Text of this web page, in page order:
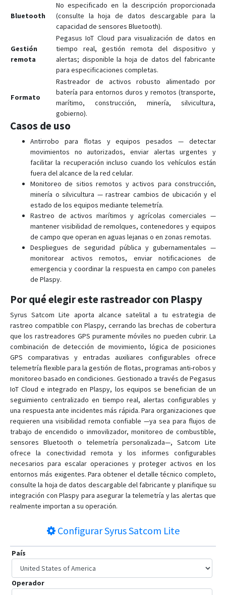
Bluetooth
No especificado en la descripción proporcionada
(consulte la hoja de datos descargable para la
capacidad de sensores Bluetooth).
Gestión
remota
Pegasus IoT Cloud para visualización de datos en
tiempo real, gestión remota del dispositivo y
alertas; disponible la hoja de datos del fabricante
para especificaciones completas.
Formato
Rastreador de activos robusto alimentado por
batería para entornos duros y remotos (transporte,
marítimo, construcción, minería, silvicultura,
gobierno).
Casos de uso
Antirrobo para flotas y equipos pesados — detectar
movimientos no autorizados, enviar alertas urgentes y
facilitar la recuperación incluso cuando los vehículos están
fuera del alcance de la red celular.
Monitoreo de sitios remotos y activos para construcción,
minería o silvicultura — rastrear cambios de ubicación y el
estado de los equipos mediante telemetría.
Rastreo de activos marítimos y agrícolas comerciales —
mantener visibilidad de remolques, contenedores y equipos
de campo que operan en aguas lejanas o en zonas remotas.
Despliegues de seguridad pública y gubernamentales —
monitorear activos remotos, enviar notificaciones de
emergencia y coordinar la respuesta en campo con paneles
de Plaspy.
Por qué elegir este rastreador con Plaspy
Syrus Satcom Lite aporta alcance satelital a tu estrategia de
rastreo compatible con Plaspy, cerrando las brechas de cobertura
que los rastreadores GPS puramente móviles no pueden cubrir. La
combinación de detección de movimiento, lógica de posiciones
GPS comparativas y entradas auxiliares configurables ofrece
telemetría flexible para la gestión de flotas, programas anti-robos y
monitoreo basado en condiciones. Gestionado a través de Pegasus
IoT Cloud e integrado en Plaspy, los equipos se benefician de un
seguimiento centralizado en tiempo real, alertas configurables y
una respuesta ante incidentes más rápida. Para organizaciones que
requieren una visibilidad remota confiable —ya sea para flujos de
trabajo de encendido o inmovilizador, monitoreo de combustible,
sensores Bluetooth o telemetría personalizada—, Satcom Lite
ofrece la conectividad remota y los informes configurables
necesarios para escalar operaciones y proteger activos en los
entornos más exigentes. Para obtener el detalle técnico completo,
consulte la hoja de datos descargable del fabricante y planifique su
integración con Plaspy para asegurar la telemetría y las alertas que
realmente importan a su operación.
ConfigurarSyrus Satcom Lite
País
Operador